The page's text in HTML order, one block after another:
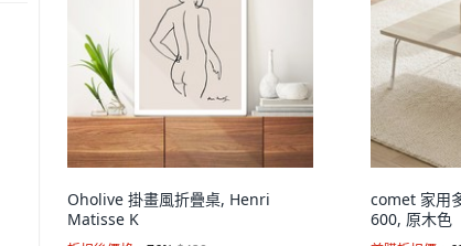
Oholive 掛畫風折疊桌, Henri
Matisse K
comet 家用
600, 原木色